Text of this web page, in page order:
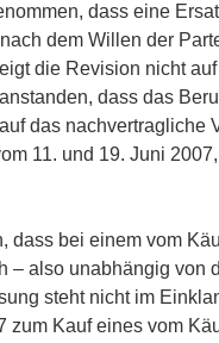
dass eine
dem Willen der
die Revision nicht
dass das
das nachvertragliche
11. und 19. Juni
dass bei einem vom
– also unabhängig von
steht nicht im
zum Kauf eines vom